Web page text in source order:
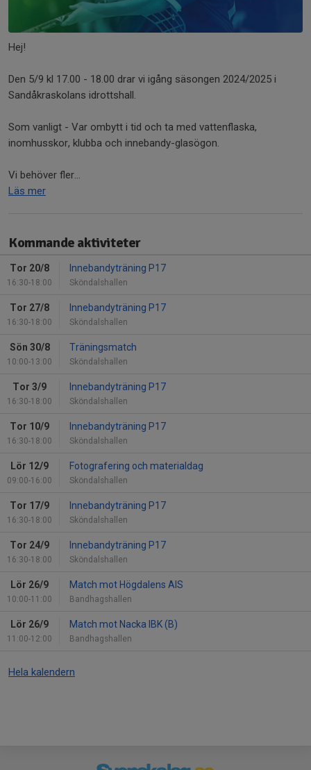
Hej!
Den 5/9 kl 17.00 - 18.00 drar vi igång säsongen 2024/2025 i
Sandåkraskolans idrottshall.
Som vanligt - Var ombytt i tid och ta med vattenflaska,
inomhusskor, klubba och innebandy-glasögon.
Vi behöver fler...
Läs mer
Kommande aktiviteter
Tor 20/8
16:30-18:00
Innebandyträning P17
Sköndalshallen
Tor 27/8
16:30-18:00
Innebandyträning P17
Sköndalshallen
Sön 30/8
10:00-13:00
Träningsmatch
Sköndalshallen
Tor 3/9
16:30-18:00
Innebandyträning P17
Sköndalshallen
Tor 10/9
16:30-18:00
Innebandyträning P17
Sköndalshallen
Lör 12/9
09:00-16:00
Fotografering och materialdag
Sköndalshallen
Tor 17/9
16:30-18:00
Innebandyträning P17
Sköndalshallen
Tor 24/9
16:30-18:00
Innebandyträning P17
Sköndalshallen
Lör 26/9
10:00-11:00
Match mot Högdalens AIS
Bandhagshallen
Lör 26/9
11:00-12:00
Match mot Nacka IBK (B)
Bandhagshallen
Hela kalendern